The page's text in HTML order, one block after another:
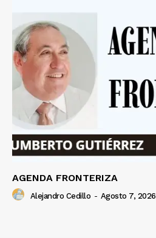
AGENDA FRONTERIZA
Alejandro Cedillo - Agosto 7, 2026